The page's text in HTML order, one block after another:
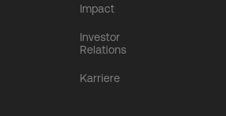
Impact
Investor
Relations
Karriere